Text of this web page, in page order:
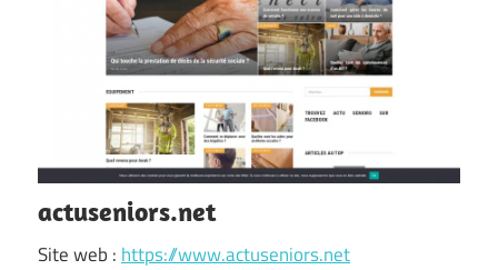
actuseniors.net
Site web : https://www.actuseniors.net